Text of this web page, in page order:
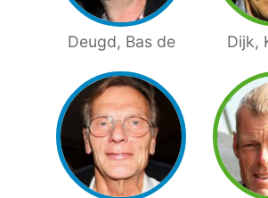
Deugd, Bas de Dijk,